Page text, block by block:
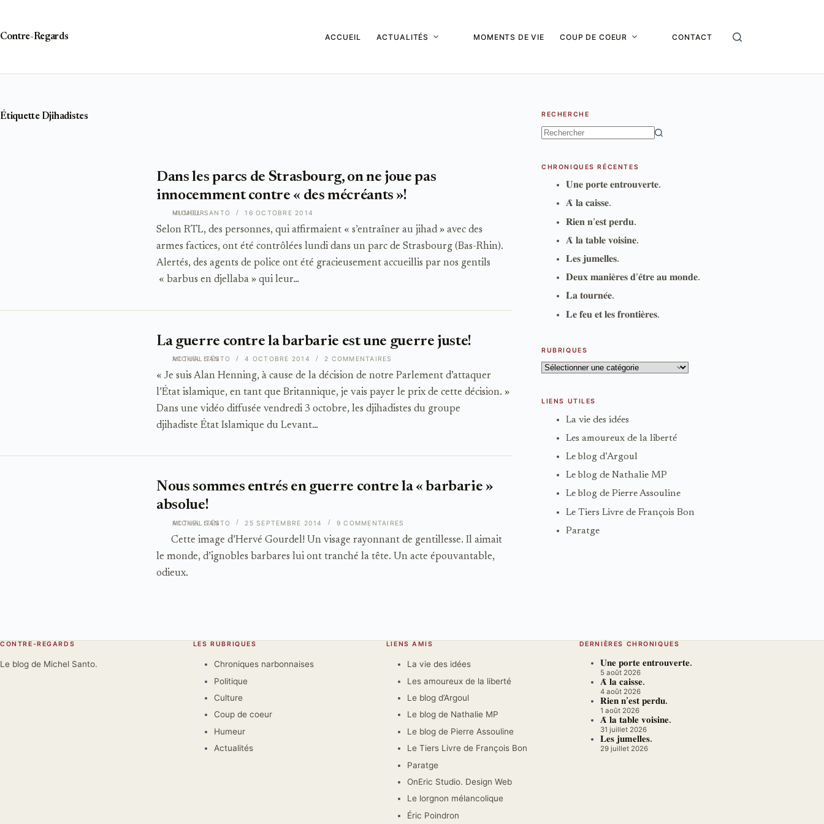
Contre-Regards
ACCUEIL ACTUALITÉS MOMENTS DE VIE COUP DE COEUR CONTACT
ÉtiquetteDjihadistes
HUMEUR
Dans les parcs de Strasbourg, on ne joue pas
innocemment contre « des mécréants »!
Selon RTL, des personnes, qui affirmaient « s’entraîner au jihad » avec des
armes factices, ont été contrôlées lundi dans un parc de Strasbourg (Bas-Rhin).
Alertés, des agents de police ont été gracieusement accueillis par nos gentils
« barbus en djellaba » qui leur…
MICHEL SANTO 16 OCTOBRE 2014
ACTUALITÉS
La guerre contre la barbarie est une guerre juste!
« Je suis Alan Henning, à cause de la décision de notre Parlement d’attaquer
l’État islamique, en tant que Britannique, je vais payer le prix de cette décision. »
Dans une vidéo diffusée vendredi 3 octobre, les djihadistes du groupe
djihadiste État Islamique du Levant…
MICHEL SANTO 4 OCTOBRE 2014 2 COMMENTAIRES
ACTUALITÉS
Nous sommes entrés en guerre contre la « barbarie »
absolue!
Cette image d’Hervé Gourdel! Un visage rayonnant de gentillesse. Il aimait
le monde, d’ignobles barbares lui ont tranché la tête. Un acte épouvantable,
odieux.
MICHEL SANTO 25 SEPTEMBRE 2014 9 COMMENTAIRES
RECHERCHE
CHRONIQUES RÉCENTES
𝐔𝐧𝐞 𝐩𝐨𝐫𝐭𝐞 𝐞𝐧𝐭𝐫𝐨𝐮𝐯𝐞𝐫𝐭𝐞.
𝐀̀ 𝐥𝐚 𝐜𝐚𝐢𝐬𝐬𝐞.
𝐑𝐢𝐞𝐧 𝐧’𝐞𝐬𝐭 𝐩𝐞𝐫𝐝𝐮.
𝐀̀ 𝐥𝐚 𝐭𝐚𝐛𝐥𝐞 𝐯𝐨𝐢𝐬𝐢𝐧𝐞.
𝐋𝐞𝐬 𝐣𝐮𝐦𝐞𝐥𝐥𝐞𝐬.
𝐃𝐞𝐮𝐱 𝐦𝐚𝐧𝐢𝐞̀𝐫𝐞𝐬 𝐝’𝐞̂𝐭𝐫𝐞 𝐚𝐮 𝐦𝐨𝐧𝐝𝐞.
𝐋𝐚 𝐭𝐨𝐮𝐫𝐧𝐞́𝐞.
𝐋𝐞 𝐟𝐞𝐮 𝐞𝐭 𝐥𝐞𝐬 𝐟𝐫𝐨𝐧𝐭𝐢𝐞̀𝐫𝐞𝐬.
RUBRIQUES
Rubriques
LIENS UTILES
La vie des idées
Les amoureux de la liberté
Le blog d’Argoul
Le blog de Nathalie MP
Le blog de Pierre Assouline
Le Tiers Livre de François Bon
Paratge
CONTRE-REGARDS
Le blog de Michel Santo.
LES RUBRIQUES
Chroniques narbonnaises
Politique
Culture
Coup de coeur
Humeur
Actualités
LIENS AMIS
La vie des idées
Les amoureux de la liberté
Le blog d’Argoul
Le blog de Nathalie MP
Le blog de Pierre Assouline
Le Tiers Livre de François Bon
Paratge
OnEric Studio. Design Web
Le lorgnon mélancolique
Éric Poindron
DERNIÈRES CHRONIQUES
𝐔𝐧𝐞 𝐩𝐨𝐫𝐭𝐞 𝐞𝐧𝐭𝐫𝐨𝐮𝐯𝐞𝐫𝐭𝐞.
5 août 2026
𝐀̀ 𝐥𝐚 𝐜𝐚𝐢𝐬𝐬𝐞.
4 août 2026
𝐑𝐢𝐞𝐧 𝐧’𝐞𝐬𝐭 𝐩𝐞𝐫𝐝𝐮.
1 août 2026
𝐀̀ 𝐥𝐚 𝐭𝐚𝐛𝐥𝐞 𝐯𝐨𝐢𝐬𝐢𝐧𝐞.
31 juillet 2026
𝐋𝐞𝐬 𝐣𝐮𝐦𝐞𝐥𝐥𝐞𝐬.
29 juillet 2026